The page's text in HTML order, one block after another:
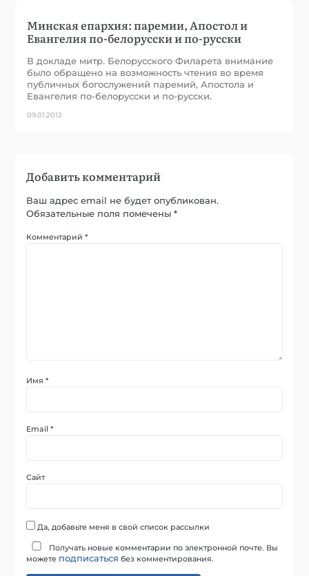
Минская епархия: паремии, Апостол и
Евангелия по-белорусски и по-русски
В докладе митр. Белорусского Филарета внимание
было обращено на возможность чтения во время
публичных богослужений паремий, Апостола и
Евангелия по-белорусски и по-русски.
09.01.2012
Добавить комментарий
Ваш адрес email не будет опубликован.
Обязательные поля помечены*
Комментарий*
Имя*
Email*
Сайт
Да, добавьте меня в свой список рассылки
Получать новые комментарии по электронной почте. Вы
можете подписаться без комментирования.